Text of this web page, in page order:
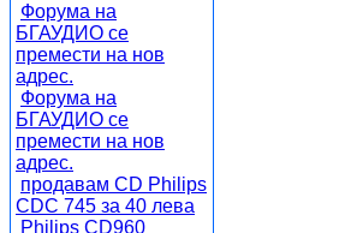
Форума на
БГАУДИО се
премести на нов
адрес.
Форума на
БГАУДИО се
премести на нов
адрес.
продавам CD Philips
CDC 745 за 40 лева
Philips CD960